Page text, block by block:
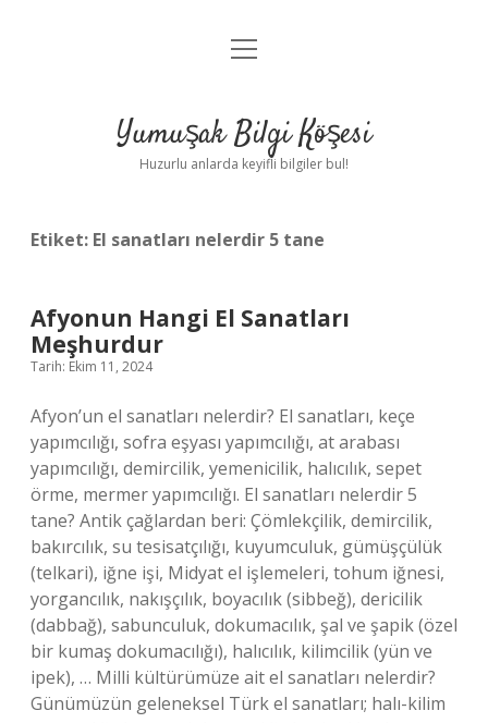
Anasayfa
Yasal Uyarı
menüyü
Yumuşak Bilgi Köşesi
Huzurlu anlarda keyifli bilgiler bul!
Etiket: El sanatları nelerdir 5 tane
Afyonun Hangi El Sanatları
Meşhurdur
Tarih: Ekim 11, 2024
Afyon’un el sanatları nelerdir? El sanatları, keçe
yapımcılığı, sofra eşyası yapımcılığı, at arabası
yapımcılığı, demircilik, yemenicilik, halıcılık, sepet
örme, mermer yapımcılığı. El sanatları nelerdir 5
tane? Antik çağlardan beri: Çömlekçilik, demircilik,
bakırcılık, su tesisatçılığı, kuyumculuk, gümüşçülük
(telkari), iğne işi, Midyat el işlemeleri, tohum iğnesi,
yorgancılık, nakışçılık, boyacılık (sibbeğ), dericilik
(dabbağ), sabunculuk, dokumacılık, şal ve şapik (özel
bir kumaş dokumacılığı), halıcılık, kilimcilik (yün ve
ipek), … Milli kültürümüze ait el sanatları nelerdir?
Günümüzün geleneksel Türk el sanatları; halı-kilim